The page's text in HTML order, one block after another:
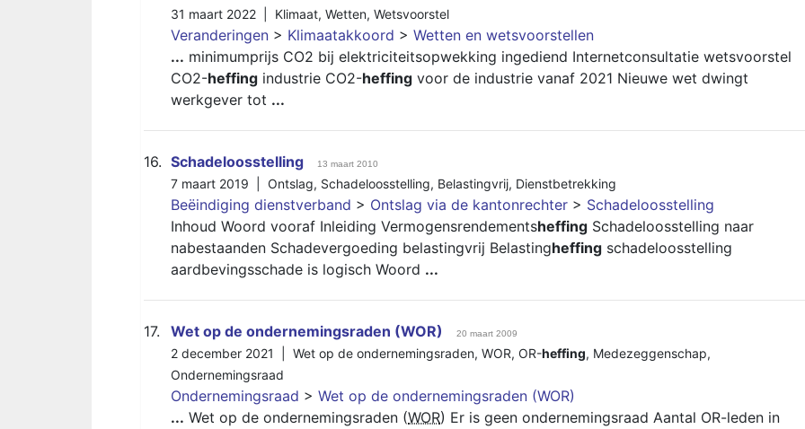
31 maart 2022 | Klimaat, Wetten, Wetsvoorstel
Veranderingen > Klimaatakkoord > Wetten en wetsvoorstellen
... minimumprijs CO2 bij elektriciteitsopwekking ingediend Internetconsultatie wetsvoorstel
CO2-heffing industrie CO2-heffing voor de industrie vanaf 2021 Nieuwe wet dwingt
werkgever tot ...
16. Schadeloosstelling 13 maart 2010
7 maart 2019 | Ontslag, Schadeloosstelling, Belastingvrij, Dienstbetrekking
Beëindiging dienstverband > Ontslag via de kantonrechter > Schadeloosstelling
Inhoud Woord vooraf Inleiding Vermogensrendementsheffing Schadeloosstelling naar
nabestaanden Schadevergoeding belastingvrij Belastingheffing schadeloosstelling
aardbevingsschade is logisch Woord ...
17. Wet op de ondernemingsraden (WOR) 20 maart 2009
2 december 2021 | Wet op de ondernemingsraden, WOR, OR-heffing, Medezeggenschap,
Ondernemingsraad
Ondernemingsraad > Wet op de ondernemingsraden (WOR)
... Wet op de ondernemingsraden (WOR) Er is geen ondernemingsraad Aantal OR-leden in